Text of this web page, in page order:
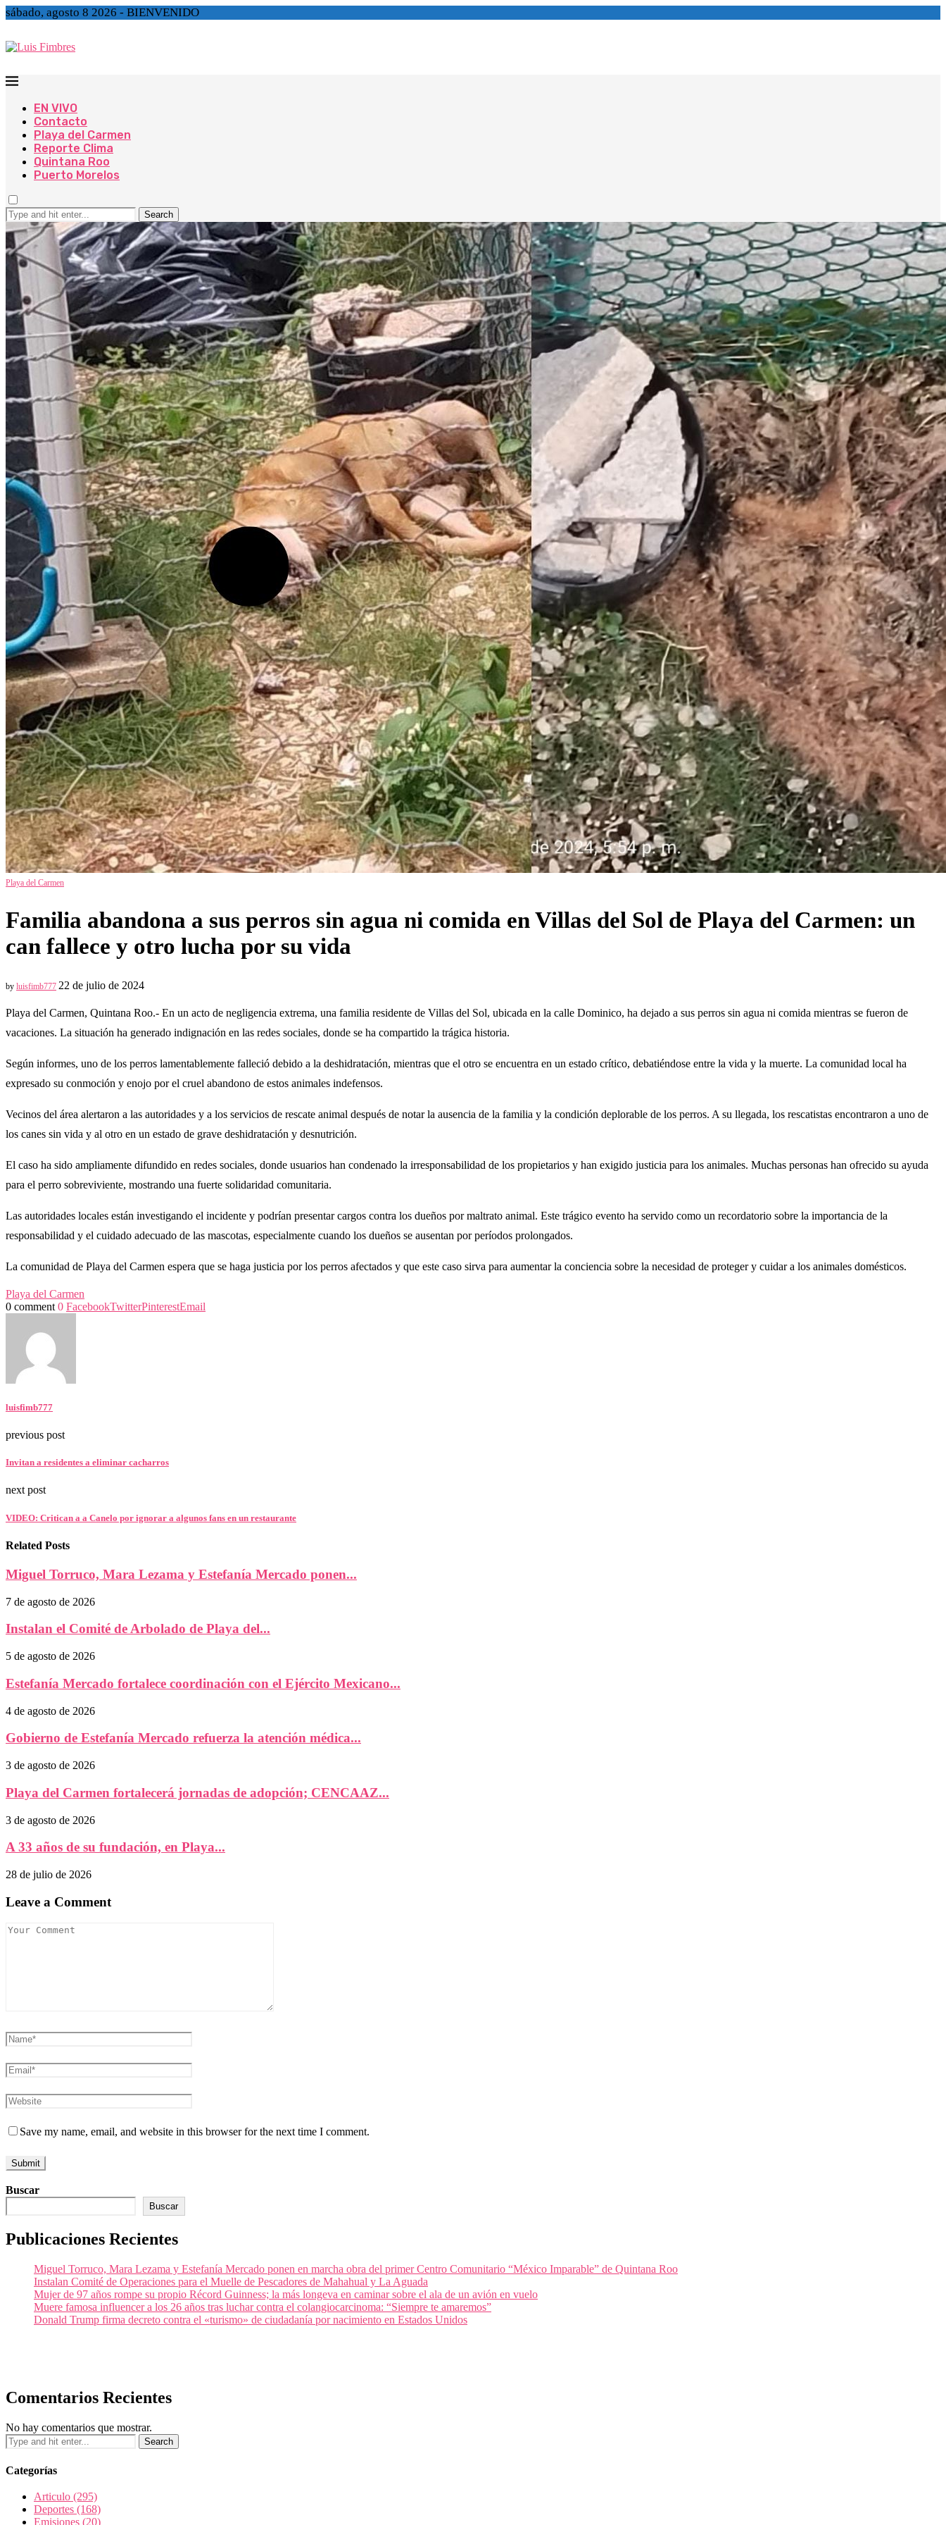
sábado, agosto 8 2026 - BIENVENIDO
EN VIVO
Contacto
Playa del Carmen
Reporte Clima
Quintana Roo
Puerto Morelos
Search
Playa del Carmen
Familia abandona a sus perros sin agua ni comida en Villas del Sol de Playa del Carmen: un
can fallece y otro lucha por su vida
by luisfimb777 22 de julio de 2024
Playa del Carmen, Quintana Roo.- En un acto de negligencia extrema, una familia residente de Villas del Sol, ubicada en la calle Dominico, ha dejado a sus perros sin agua ni comida mientras se fueron de
vacaciones. La situación ha generado indignación en las redes sociales, donde se ha compartido la trágica historia.
Según informes, uno de los perros lamentablemente falleció debido a la deshidratación, mientras que el otro se encuentra en un estado crítico, debatiéndose entre la vida y la muerte. La comunidad local ha
expresado su conmoción y enojo por el cruel abandono de estos animales indefensos.
Vecinos del área alertaron a las autoridades y a los servicios de rescate animal después de notar la ausencia de la familia y la condición deplorable de los perros. A su llegada, los rescatistas encontraron a uno de
los canes sin vida y al otro en un estado de grave deshidratación y desnutrición.
El caso ha sido ampliamente difundido en redes sociales, donde usuarios han condenado la irresponsabilidad de los propietarios y han exigido justicia para los animales. Muchas personas han ofrecido su ayuda
para el perro sobreviviente, mostrando una fuerte solidaridad comunitaria.
Las autoridades locales están investigando el incidente y podrían presentar cargos contra los dueños por maltrato animal. Este trágico evento ha servido como un recordatorio sobre la importancia de la
responsabilidad y el cuidado adecuado de las mascotas, especialmente cuando los dueños se ausentan por períodos prolongados.
La comunidad de Playa del Carmen espera que se haga justicia por los perros afectados y que este caso sirva para aumentar la conciencia sobre la necesidad de proteger y cuidar a los animales domésticos.
Playa del Carmen
0 comment 0 FacebookTwitterPinterestEmail
luisfimb777
previous post
Invitan a residentes a eliminar cacharros
next post
VIDEO: Critican a a Canelo por ignorar a algunos fans en un restaurante
Related Posts
Miguel Torruco, Mara Lezama y Estefanía Mercado ponen...
7 de agosto de 2026
Instalan el Comité de Arbolado de Playa del...
5 de agosto de 2026
Estefanía Mercado fortalece coordinación con el Ejército Mexicano...
4 de agosto de 2026
Gobierno de Estefanía Mercado refuerza la atención médica...
3 de agosto de 2026
Playa del Carmen fortalecerá jornadas de adopción; CENCAAZ...
3 de agosto de 2026
A 33 años de su fundación, en Playa...
28 de julio de 2026
Leave a Comment
Save my name, email, and website in this browser for the next time I comment.
Buscar
Buscar
Publicaciones Recientes
Miguel Torruco, Mara Lezama y Estefanía Mercado ponen en marcha obra del primer Centro Comunitario “México Imparable” de Quintana Roo
Instalan Comité de Operaciones para el Muelle de Pescadores de Mahahual y La Aguada
Mujer de 97 años rompe su propio Récord Guinness; la más longeva en caminar sobre el ala de un avión en vuelo
Muere famosa influencer a los 26 años tras luchar contra el colangiocarcinoma: “Siempre te amaremos”
Donald Trump firma decreto contra el «turismo» de ciudadanía por nacimiento en Estados Unidos
Comentarios Recientes
No hay comentarios que mostrar.
Categorías
Articulo (295)
Deportes (168)
Emisiones (20)